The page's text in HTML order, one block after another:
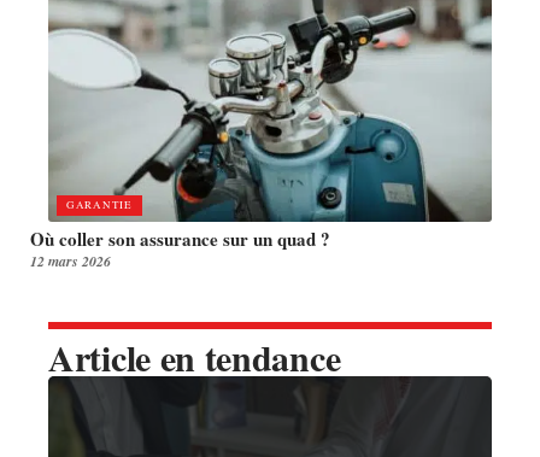
GARANTIE
Où coller son assurance sur un quad ?
12 mars 2026
Article en tendance